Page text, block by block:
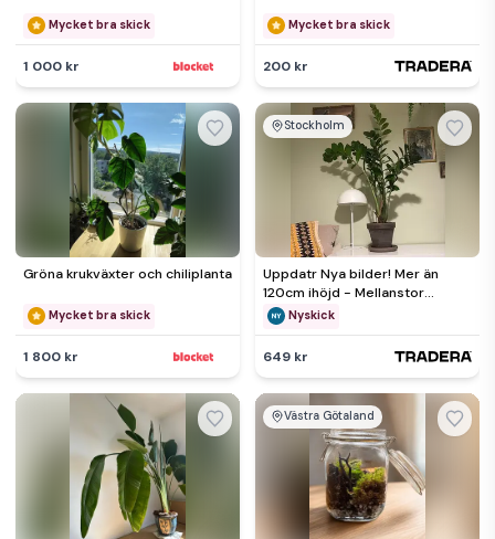
Mycket bra skick
1 000 kr
Mycket bra skick
200 kr
Gröna krukväxter och chiliplanta
Mycket bra skick
1 800 kr
Stockholm
Uppdatr Nya bilder! Mer än
120cm ihöjd - Mellanstor
garderobsblomma inkl. kruka!
Nyskick
649 kr
Västra Götaland